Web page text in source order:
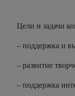
Цели и задачи
– поддержка и
– развитие
– поддержка